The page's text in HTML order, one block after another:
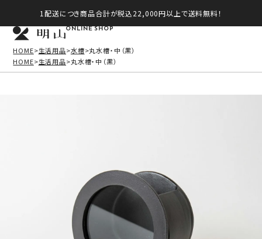
1配送につき商品合計が税込22,000円以上で送料無料！
ONLINE SHOP
HOME 生活用品 水槽 丸水槽・中（黒）
HOME
生活用品 丸水槽・中（黒）